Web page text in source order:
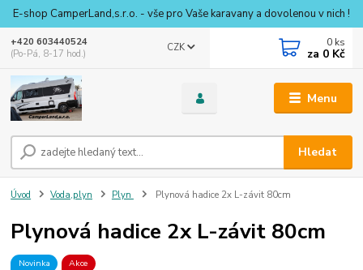
E-shop CamperLand,s.r.o. - vše pro Vaše karavany a dovolenou v nich !
Menu
CZK
Hledat
+420 603440524
(Po-Pá, 8-17 hod.)
0 ks
za 0 Kč
Úvod Voda,plyn Plyn Plynová hadice 2x L-závit 80cm
Plynová hadice 2x L-závit 80cm
Novinka Akce